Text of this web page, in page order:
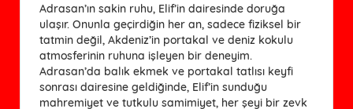
Adrasan’ın sakin ruhu, Elif’in dairesinde doruğa
ulaşır. Onunla geçirdiğin her an, sadece fiziksel bir
tatmin değil, Akdeniz’in portakal ve deniz kokulu
atmosferinin ruhuna işleyen bir deneyim.
Adrasan’da balık ekmek ve portakal tatlısı keyfi
sonrası dairesine geldiğinde, Elif’in sunduğu
mahremiyet ve tutkulu samimiyet, her şeyi bir zevk